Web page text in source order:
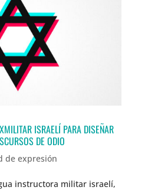
ISRAELÍ PARA DISEÑAR
DE ODIO
de expresión
instructora militar israelí,